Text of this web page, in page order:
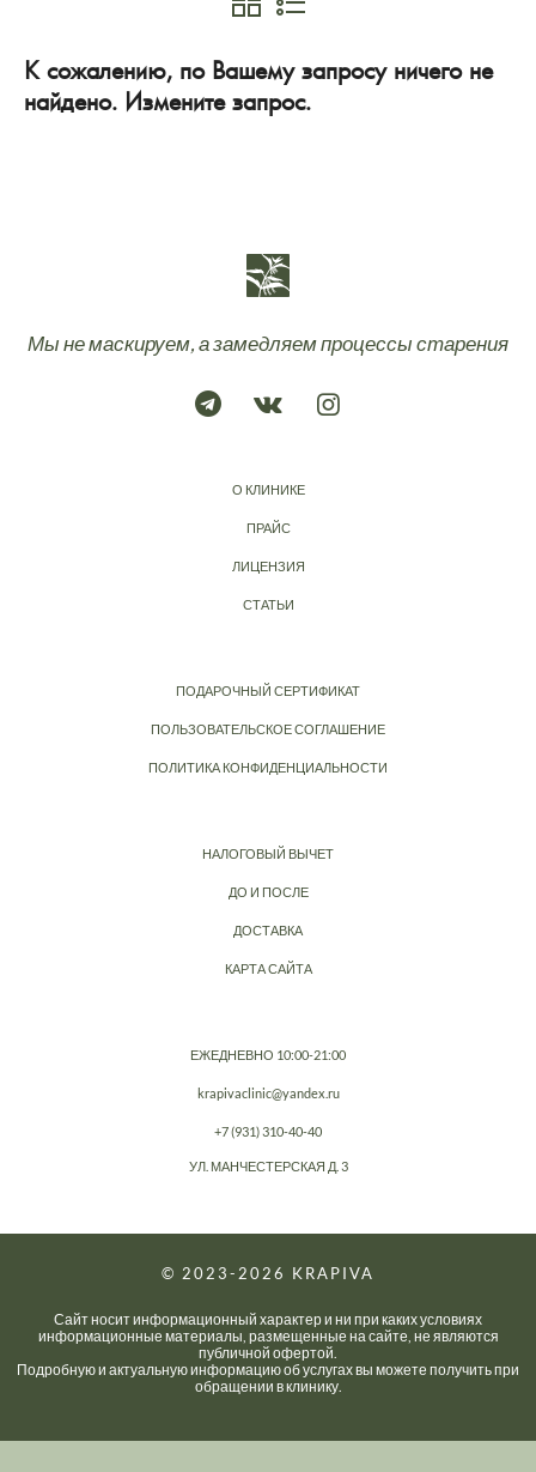
К сожалению, по Вашему запросу ничего не
найдено. Измените запрос.
Мы не маскируем, а замедляем процессы старения
О КЛИНИКЕ
ПРАЙС
ЛИЦЕНЗИЯ
СТАТЬИ
ПОДАРОЧНЫЙ СЕРТИФИКАТ
ПОЛЬЗОВАТЕЛЬСКОЕ СОГЛАШЕНИЕ
ПОЛИТИКА КОНФИДЕНЦИАЛЬНОСТИ
НАЛОГОВЫЙ ВЫЧЕТ
ДО И ПОСЛЕ
ДОСТАВКА
КАРТА САЙТА
ЕЖЕДНЕВНО 10:00-21:00
krapivaclinic@yandex.ru
+7 (931) 310-40-40
УЛ. МАНЧЕСТЕРСКАЯ Д. 3
© 2023-2026 KRAPIVA
Сайт носит информационный характер и ни при каких условиях
информационные материалы, размещенные на сайте, не являются
публичной офертой.
Подробную и актуальную информацию об услугах вы можете получить при
обращении в клинику.